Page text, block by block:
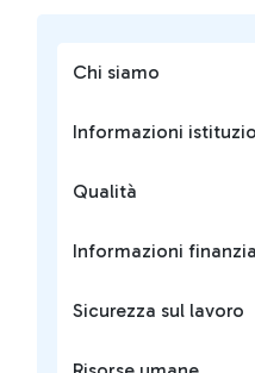
Chi siamo
Informazioni
Qualità
Informazioni
Sicurezza sul lavoro